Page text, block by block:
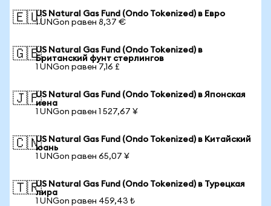
🇪🇺US Natural Gas Fund (Ondo Tokenized) в Евро
1 UNGon равен 8,37 €
🇬🇧US Natural Gas Fund (Ondo Tokenized) в
Британский фунт стерлингов
1 UNGon равен 7,16 £
🇯🇵US Natural Gas Fund (Ondo Tokenized) в Японская
иена
1 UNGon равен 1 527,67 ¥
🇨🇳US Natural Gas Fund (Ondo Tokenized) в Китайский
юань
1 UNGon равен 65,07 ¥
🇹🇷US Natural Gas Fund (Ondo Tokenized) в Турецкая
лира
1 UNGon равен 459,43 ₺